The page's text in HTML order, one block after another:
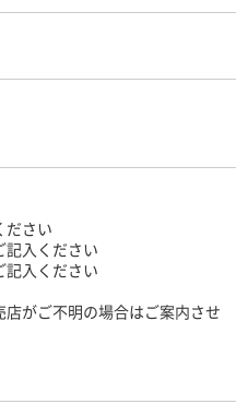
ださい
入ください
入ください
がご不明の場合はご案内させ